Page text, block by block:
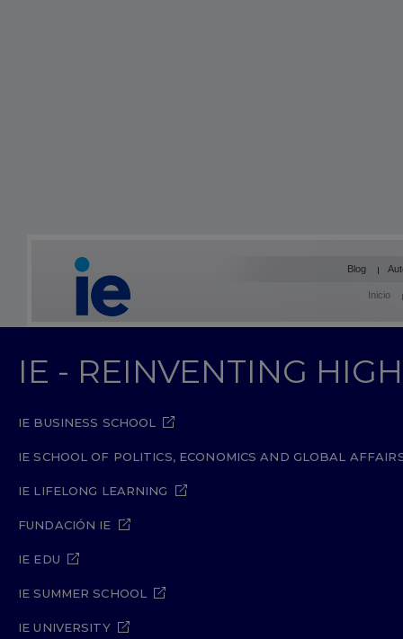
Blog
Inicio
IE - REINVENTING
IE BUSINESS SCHOOL
IE SCHOOL OF POLITICS, ECONOMICS AND GLOBAL
IE LIFELONG LEARNING
FUNDACIÓN IE
IE EDU
IE SUMMER SCHOOL
IE UNIVERSITY